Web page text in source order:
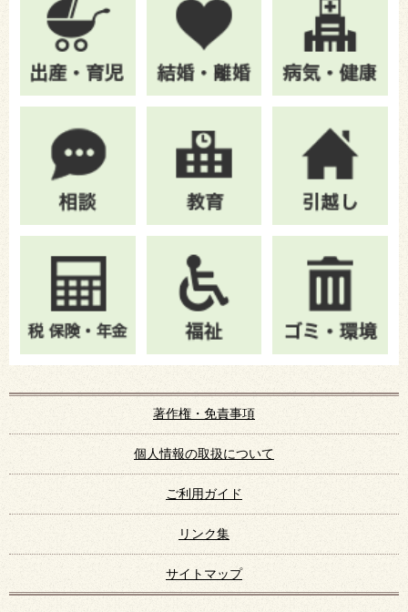
著作権・免責事項
個人情報の取扱について
ご利用ガイド
リンク集
サイトマップ